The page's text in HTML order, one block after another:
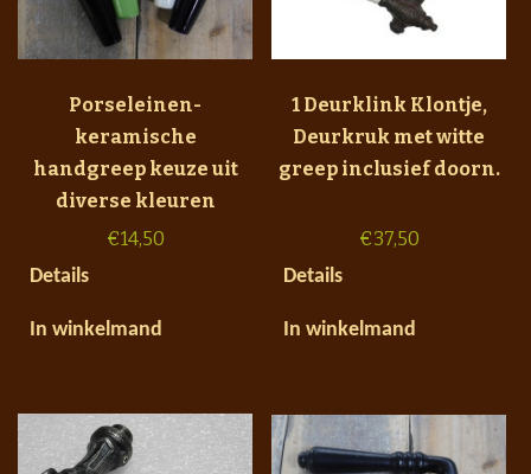
Porseleinen-
keramische
handgreep keuze uit
diverse kleuren
€14,50
Details
In winkelmand
1 Deurklink Klontje,
Deurkruk met witte
greep inclusief doorn.
€37,50
Details
In winkelmand